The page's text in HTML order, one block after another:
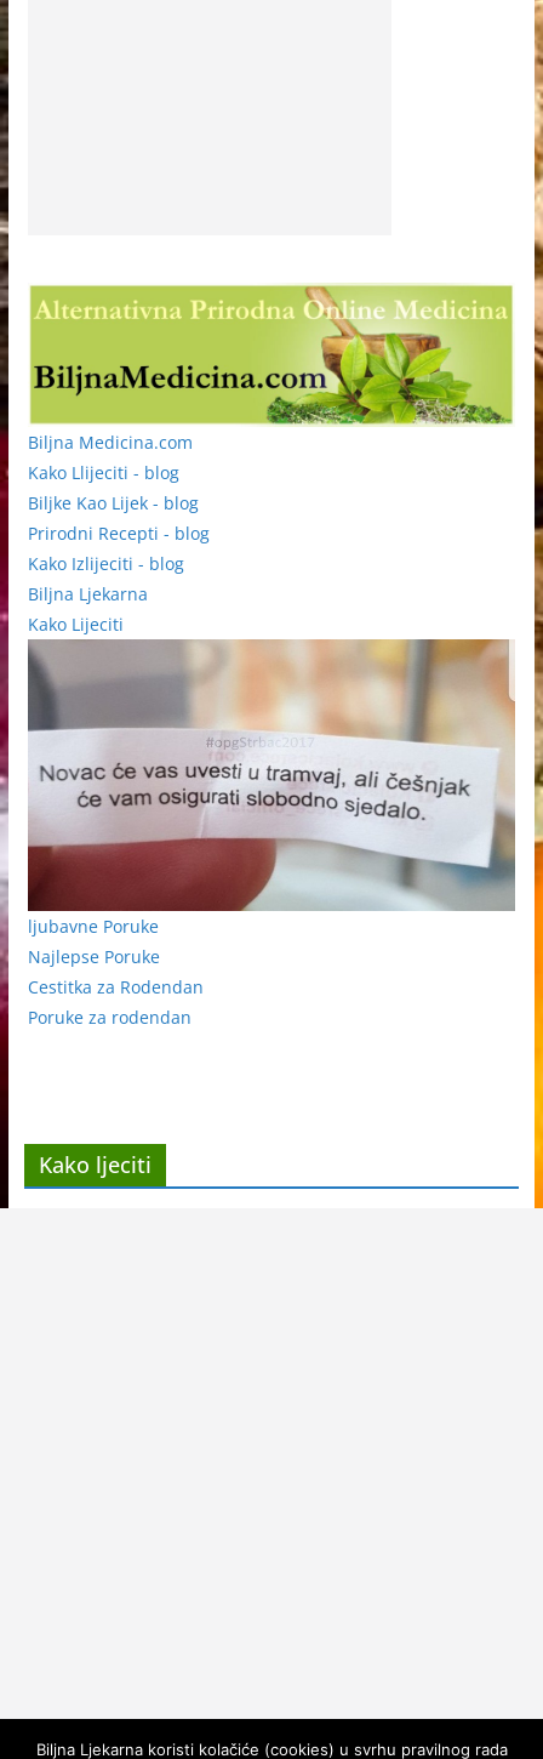
Biljna Medicina.com
Kako Llijeciti - blog
Biljke Kao Lijek - blog
Prirodni Recepti - blog
Kako Izlijeciti - blog
Biljna Ljekarna
Kako Lijeciti
ljubavne Poruke
Najlepse Poruke
Cestitka za Rodendan
Poruke za rodendan
Kako ljeciti
Biljna Ljekarna koristi kolačiće (cookies) u svrhu pravilnog rada